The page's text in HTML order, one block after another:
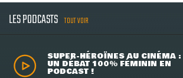
LES PODCASTS TOUT VOIR
SUPER-HÉROÏNES AU CINÉMA :
UN DÉBAT 100% FÉMININ EN
PODCAST !